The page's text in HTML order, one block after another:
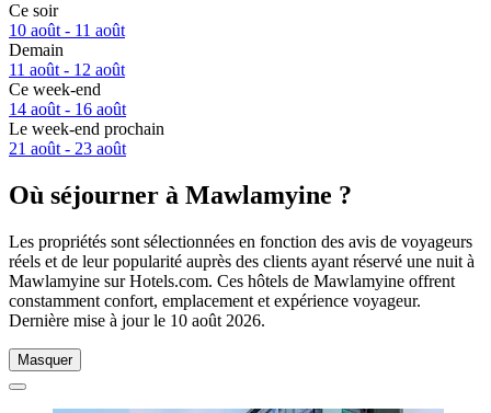
Ce soir
10 août - 11 août
Demain
11 août - 12 août
Ce week-end
14 août - 16 août
Le week-end prochain
21 août - 23 août
Où séjourner à Mawlamyine ?
Les propriétés sont sélectionnées en fonction des avis de voyageurs
réels et de leur popularité auprès des clients ayant réservé une nuit à
Mawlamyine sur Hotels.com. Ces hôtels de Mawlamyine offrent
constamment confort, emplacement et expérience voyageur.
Dernière mise à jour le 10 août 2026.
Masquer